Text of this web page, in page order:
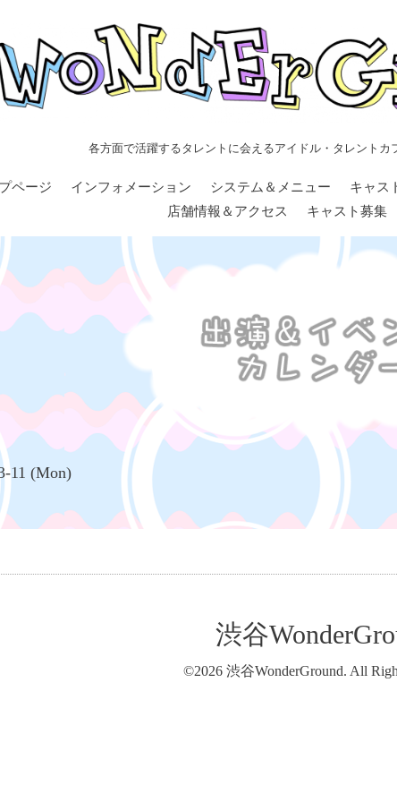
各方面で活躍するタレントに会えるアイドル・タレントカ
ページ インフォメーション システム＆メニュー キャス
店舗情報＆アクセス
キャスト募集
11 (Mon)
渋谷
©2026 渋谷WonderGround. All